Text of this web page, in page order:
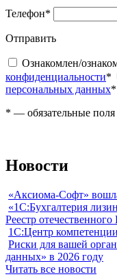
Телефон*
Отправить
Ознакомлен/
конфиденциальности*
персональных данных*
* — обязательные поля
Новости
«Аксиома-Софт»
«1С:Бухгалтерия
Реестр
1С:Центр
Риски для вашей
данных» в 2026 году
Читать все новости